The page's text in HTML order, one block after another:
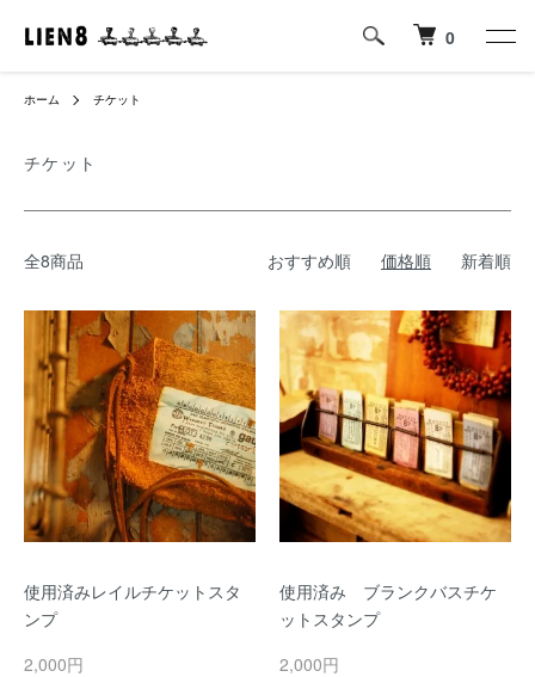
0
ホーム チケット
チケット
全8商品 おすすめ順 価格順 新着順
使用済みレイルチケットスタ
ンプ
2,000円
使用済み ブランクバスチケ
ットスタンプ
2,000円